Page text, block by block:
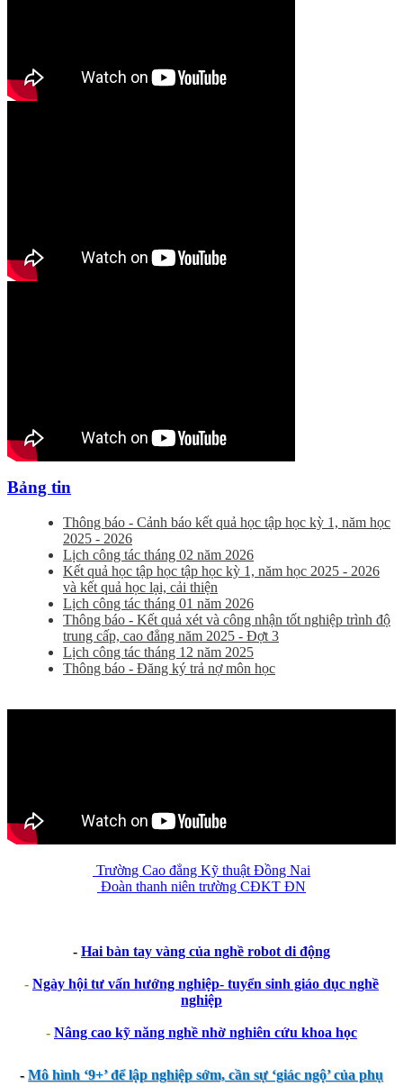
Bảng tin
Thông báo - Cảnh báo kết quả học tập học kỳ 1, năm học
2025 - 2026
Lịch công tác tháng 02 năm 2026
Kết quả học tập học tập học kỳ 1, năm học 2025 - 2026
và kết quả học lại, cải thiện
Lịch công tác tháng 01 năm 2026
Thông báo - Kết quả xét và công nhận tốt nghiệp trình độ
trung cấp, cao đẳng năm 2025 - Đợt 3
Lịch công tác tháng 12 năm 2025
Thông báo - Đăng ký trả nợ môn học
Trường Cao đẳng Kỹ thuật Đồng Nai
Đoàn thanh niên trường CĐKT ĐN
- Hai bàn tay vàng của nghề robot di động
- Ngày hội tư vấn hướng nghiệp- tuyển sinh giáo dục nghề
nghiệp
- Nâng cao kỹ năng nghề nhờ nghiên cứu khoa học
-Mô hình ‘9+’ để lập nghiệp sớm, cần sự ‘giác ngộ’ của phụ